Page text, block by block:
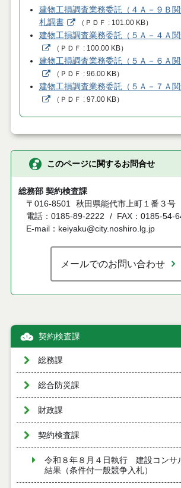
建物工損調査業務委託（４Ａ－９Ｂ
札調書
（ ＰＤＦ 101.00 KB）
建物工損調査業務委託（５Ａ－４Ａ
（ ＰＤＦ 100.00 KB）
建物工損調査業務委託（５Ａ－６Ａ
（ ＰＤＦ 96.00 KB）
建物工損調査業務委託（５Ａ－７Ａ
（ ＰＤＦ 97.00 KB）
このページに関するお問合せ
総務部 契約検査課
〒016-8501
秋田県能代市上町１番３号
電話：0185-89-2222
FAX：0185-54-
E-mail：keiyaku@city.noshiro.lg.jp
メールでのお問い合わせ
契約検査課
総務課
総合防災課
財政課
契約検査課
令和８年８月４日執行 建設コンサ
結果（条件付一般競争入札）